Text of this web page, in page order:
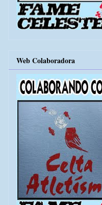
Web Colaboradora